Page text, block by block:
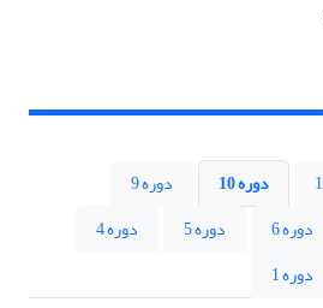
دوره 10
دوره 9
دوره 6 دوره 5
دوره 4
دوره 1